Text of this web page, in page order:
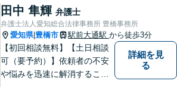
可能】親しみやすく、信頼い
ただける人間性を大切にして
います。お気軽にご相談くだ
さい。
田中 隼輝 弁護士
弁護士法人愛知総合法律事務所 豊橋事務所
愛知県| 豊橋市 駅前大通駅 から徒歩3分
【初回相談無料】【土日相談
可（要予約）】依頼者の不安
や悩みを迅速に解消すること
詳細を見
る